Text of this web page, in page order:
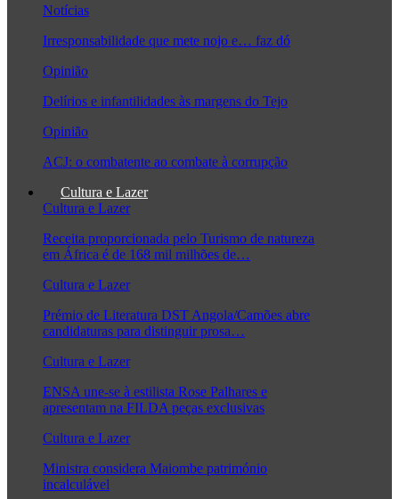
Notícias
Irresponsabilidade que mete nojo e… faz dó
Opinião
Delírios e infantilidades às margens do Tejo
Opinião
ACJ: o combatente ao combate à corrupção
Cultura e Lazer
Cultura e Lazer
Receita proporcionada pelo Turismo de natureza
em África é de 168 mil milhões de…
Cultura e Lazer
Prémio de Literatura DST Angola/Camões abre
candidaturas para distinguir prosa…
Cultura e Lazer
ENSA une-se à estilista Rose Palhares e
apresentam na FILDA peças exclusivas
Cultura e Lazer
Ministra considera Maiombe património
incalculável